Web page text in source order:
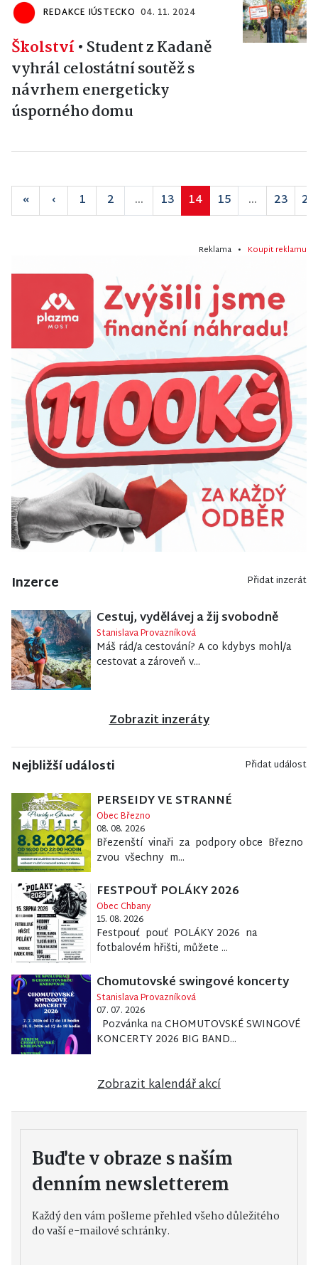
REDAKCE IÚSTECKO 04. 11. 2024
Školství• Student z Kadaně
vyhrál celostátní soutěž s
návrhem energeticky
úsporného domu
« ‹ 1 2 ... 13 14 15 ... 23 24
Reklama • Koupit reklamu
Inzerce Přidat inzerát
Cestuj, vydělávej a žij svobodně
Stanislava Provazníková
Máš rád/a cestování? A co kdybys mohl/a
cestovat a zároveň v...
Zobrazit inzeráty
Nejbližší události Přidat událost
PERSEIDY VE STRANNÉ
Obec Březno
08. 08. 2026
Březenští vinaři za podpory obce Březno
zvou všechny m...
FESTPOUŤ POLÁKY 2026
Obec Chbany
15. 08. 2026
Festpouť pouť POLÁKY 2026 na
fotbalovém hřišti, můžete ...
Chomutovské swingové koncerty
Stanislava Provazníková
07. 07. 2026
Pozvánka na CHOMUTOVSKÉ SWINGOVÉ
KONCERTY 2026 BIG BAND...
Zobrazit kalendář akcí
Buďte v obraze s naším
denním newsletterem
Každý den vám pošleme přehled všeho důležitého
do vaší e-mailové schránky.